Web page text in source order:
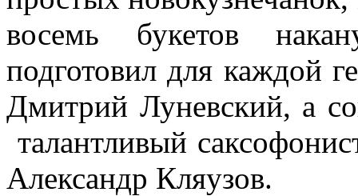
восемь букетов
подготовил для каждой
Дмитрий Луневский, а
талантливый
Александр Кляузов.